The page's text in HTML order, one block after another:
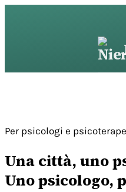
Per psicologi e
Una città, uno
Uno psicologo,